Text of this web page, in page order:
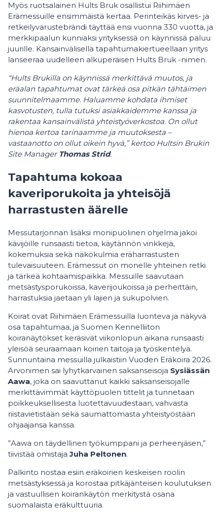
Myös ruotsalainen Hults Bruk osallistui Riihimäen
Erämessuille ensimmäistä kertaa. Perinteikäs kirves- ja
retkeilyvarustebrändi täyttää ensi vuonna 330 vuotta, ja
merkkipaalun kunniaksi yrityksessä on käynnissä paluu
juurille. Kansainvälisellä tapahtumakiertueellaan yritys
lanseeraa uudelleen alkuperäisen Hults Bruk -nimen.
“Hults Brukilla on käynnissä merkittävä muutos, ja
eräalan tapahtumat ovat tärkeä osa pitkän tähtäimen
suunnitelmaamme. Haluamme kohdata ihmiset
kasvotusten, tulla tutuksi asiakkaidemme kanssa ja
rakentaa kansainvälistä yhteistyöverkostoa. On ollut
hienoa kertoa tarinaamme ja muutoksesta –
vastaanotto on ollut oikein hyvä,” kertoo Hultsin Brukin
Site Manager Thomas Strid.
Tapahtuma kokoaa
kaveriporukoita ja yhteisöjä
harrastusten äärelle
Messutarjonnan lisäksi monipuolinen ohjelma jakoi
kävijöille runsaasti tietoa, käytännön vinkkejä,
kokemuksia sekä näkökulmia eräharrastusten
tulevaisuuteen. Erämessut on monelle yhteinen retki
ja tärkeä kohtaamispaikka. Messuille saavutaan
metsästysporukoissa, kaverijoukoissa ja perheittäin,
harrastuksia jaetaan yli lajien ja sukupolvien.
Koirat ovat Riihimäen Erämessuilla luonteva ja näkyvä
osa tapahtumaa, ja Suomen Kennelliiton
koiranäytökset keräsivät viikonlopun aikana runsaasti
yleisöä seuraamaan koirien taitoja ja työskentelyä.
Sunnuntaina messuilla julkaistiin Vuoden Eräkoira 2026.
Arvonimen sai lyhytkarvainen saksanseisoja Sysiässän
Aawa, joka on saavuttanut kaikki saksanseisojalle
merkittävimmät käyttöpuolen tittelit ja tunnetaan
poikkeuksellisesta luotettavuudestaan, vahvasta
riistavietistään sekä saumattomasta yhteistyöstään
ohjaajansa kanssa.
”Aawa on täydellinen työkumppani ja perheenjäsen,”
tiivistää omistajaJuha Peltonen.
Palkinto nostaa esiin eräkoirien keskeisen roolin
metsästyksessä ja korostaa pitkäjänteisen koulutuksen
ja vastuullisen koirankäytön merkitystä osana
suomalaista eräkulttuuria.